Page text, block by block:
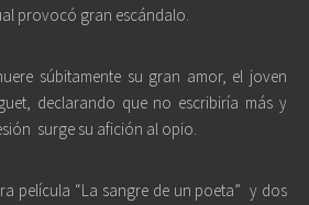
provocó gran escándalo.
súbitamente su gran amor, el joven
declarando que no escribiría más y
surge su afición al opio.
película “La sangre de un poeta” y dos